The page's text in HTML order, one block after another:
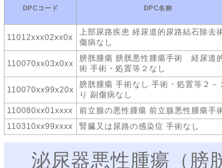
DPCコード DPC名称
11012xxx02xx0x
上部尿路疾患 経尿道的尿路結石除去
傷病なし
110070xx03x0xx
膀胱腫瘍 膀胱悪性腫瘍手術 経尿道
術 手術・処置等２なし
110070xx99x20x
膀胱腫瘍 手術なし 手術・処置等２－
り 副傷病なし
110080xx01xxxx
前立腺の悪性腫瘍 前立腺悪性腫瘍手
110310xx99xxxx
腎臓又は尿路の感染症 手術なし
泌尿器悪性腫瘍（膀